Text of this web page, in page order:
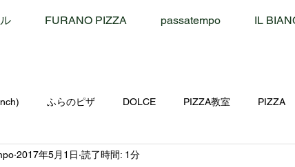
FURANO PIZZA passatempo IL
ふらのピザ DOLCE PIZZA教室 PIZZA
談 北海道物産展
2017年5月1日 読了時間: 1分